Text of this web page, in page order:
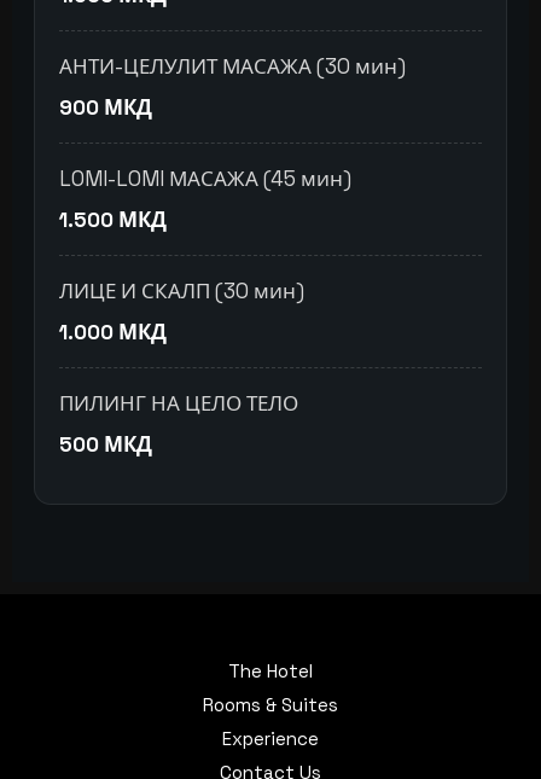
АНТИ-ЦЕЛУЛИТ МАСАЖА (30 мин)
900 МКД
LOMI-LOMI МАСАЖА (45 мин)
1.500 МКД
ЛИЦЕ И СКАЛП (30 мин)
1.000 МКД
ПИЛИНГ НА ЦЕЛО ТЕЛО
500 МКД
The Hotel
Rooms & Suites
Experience
Contact Us